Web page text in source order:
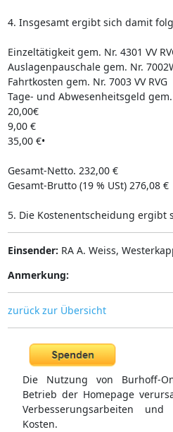
4. Insgesamt ergibt sich damit
Einzeltätigkeit gem. Nr. 4301 VV
Auslagenpauschale gem. Nr.
Fahrtkosten gem. Nr. 7003 VV RVG
Tage- und Abwesenheitsgeld gem.
20,00€
9,00 €
35,00 €•
Gesamt-Netto. 232,00 €
Gesamt-Brutto (19 % USt) 276,08 €
5. Die Kostenentscheidung ergibt
Einsender: RA A. Weiss,
Anmerkung:
zurück zur Übersicht
Die Nutzung von Burhoff-
Betrieb der Homepage
Verbesserungsarbeiten
Kosten.